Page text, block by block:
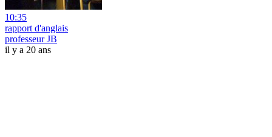
10:35
rapport d'anglais
professeur JB
il y a 20 ans